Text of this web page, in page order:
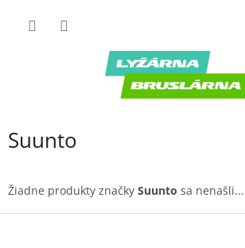
Suunto
Žiadne produkty značky Suunto sa nenašli...
Z